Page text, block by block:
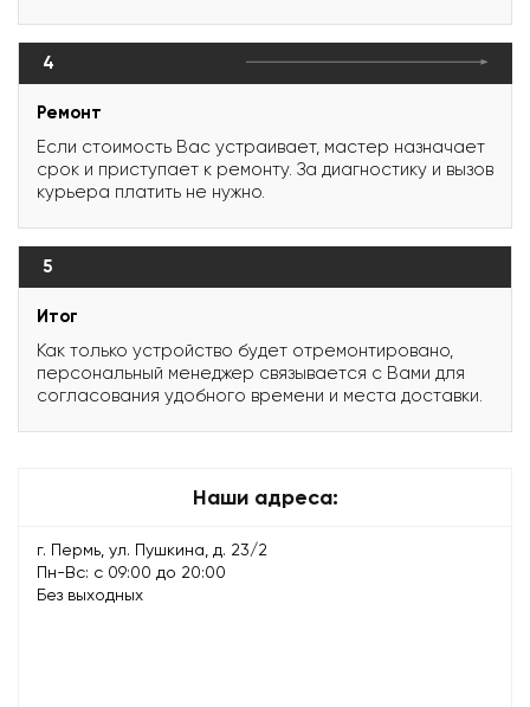
4
Ремонт
Если стоимость Вас устраивает, мастер назначает
срок и приступает к ремонту. За диагностику и вызов
курьера платить не нужно.
5
Итог
Как только устройство будет отремонтировано,
персональный менеджер связывается с Вами для
согласования удобного времени и места доставки.
Наши адреса:
г. Пермь, ул. Пушкина, д. 23/2
Пн-Вс: с 09:00 до 20:00
Без выходных